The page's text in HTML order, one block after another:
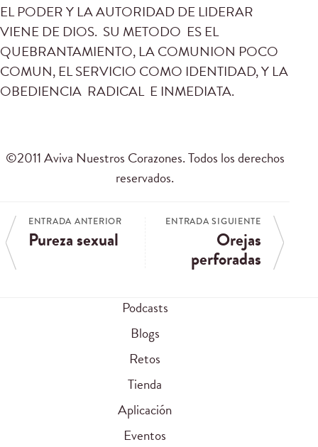
EL PODER Y LA AUTORIDAD DE LIDERAR
VIENE DE DIOS. SU METODO ES EL
QUEBRANTAMIENTO, LA COMUNION POCO
COMUN, EL SERVICIO COMO IDENTIDAD, Y LA
OBEDIENCIA RADICAL E INMEDIATA.
©2011 Aviva Nuestros Corazones. Todos los derechos
reservados.
ENTRADA ANTERIOR
Pureza sexual
ENTRADA SIGUIENTE
Orejas
perforadas
Podcasts
Blogs
Retos
Tienda
Aplicación
Eventos